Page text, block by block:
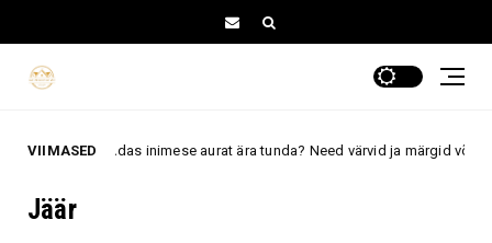
VIIMASED
aura Kuidas inimese aurat ära tunda? Need värvid ja märgid võivad
Jäär